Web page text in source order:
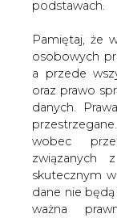
podstawach.
Pamiętaj, że
osobowych
a przede
oraz prawo
danych.
wobec
związanych
skutecznym
dane nie
ważna
Pojazdy